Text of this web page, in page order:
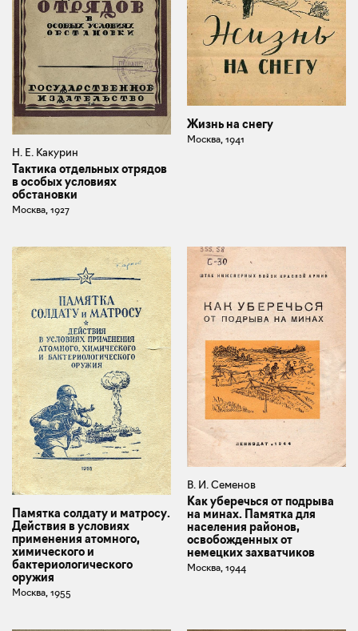
Н. Е. Какурин
Тактика отдельных отрядов
в особых условиях
обстановки
Москва, 1927
Жизнь на снегу
Москва, 1941
Памятка солдату и матросу.
Действия в условиях
применения атомного,
химического и
бактериологического
оружия
Москва, 1955
В. И. Семенов
Как уберечься от подрыва
на минах. Памятка для
населения районов,
освобожденных от
немецких захватчиков
Москва, 1944